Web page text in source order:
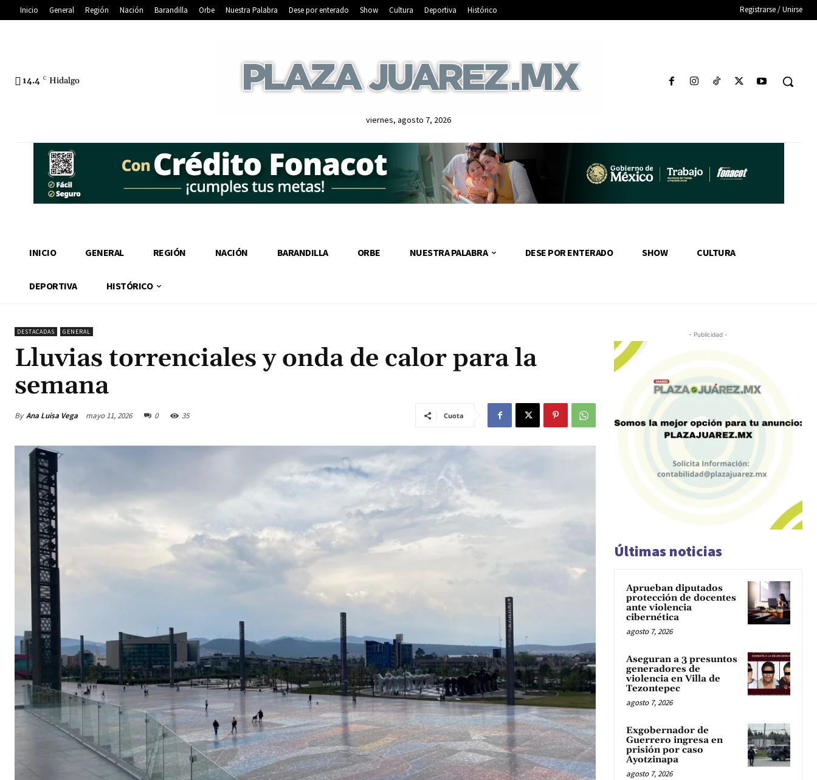
Inicio General Región Nación Barandilla Orbe Nuestra Palabra Dese por enterado Show Cultura Deportiva Histórico Registrarse / Unirse
14.4 C Hidalgo
viernes, agosto 7, 2026
INICIO GENERAL REGIÓN NACIÓN BARANDILLA ORBE NUESTRA PALABRA DESE POR ENTERADO SHOW CULTURA
DEPORTIVA HISTÓRICO
DESTACADAS GENERAL
Lluvias torrenciales y onda de calor para la
semana
By Ana Luisa Vega mayo 11, 2026 0 35 Cuota
- Publicidad -
Últimas noticias
Aprueban diputados
protección de docentes
ante violencia
cibernética
agosto 7, 2026
Aseguran a 3 presuntos
generadores de
violencia en Villa de
Tezontepec
agosto 7, 2026
Exgobernador de
Guerrero ingresa en
prisión por caso
Ayotzinapa
agosto 7, 2026